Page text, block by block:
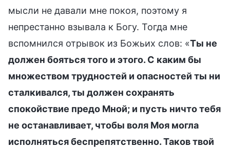
мысли не давали мне покоя, поэтому я
непрестанно взывала к Богу. Тогда мне
вспомнился отрывок из Божьих слов: «Ты не
должен бояться того и этого. С каким бы
множеством трудностей и опасностей ты ни
сталкивался, ты должен сохранять
спокойствие предо Мной; и пусть ничто тебя
не останавливает, чтобы воля Моя могла
исполняться беспрепятственно. Таков твой